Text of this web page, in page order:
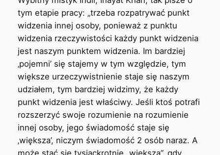
tym etapie pracy: „trzeba rozpatrywać punkt
widzenia innej osoby, ponieważ z punktu
widzenia rzeczywistości każdy punkt widzenia
jest naszym punktem widzenia. Im bardziej
‚pojemni’ się stajemy w tym względzie, tym
większe urzeczywistnienie staje się naszym
udziałem, tym bardziej widzimy, że każdy
punkt widzenia jest właściwy. Jeśli ktoś potrafi
rozszerzyć swoje rozumienie na rozumienie
innej osoby, jego świadomość staje się
‚większa’, niczym świadomość 2 osób naraz. A